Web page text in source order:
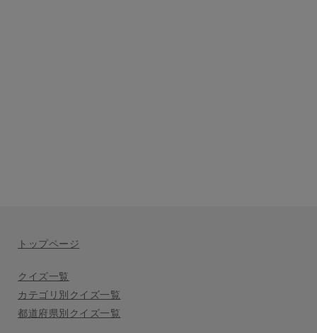
トップページ
クイズ一覧
カテゴリ別クイズ一覧
都道府県別クイズ一覧